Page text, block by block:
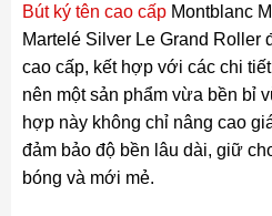
Bút ký tên cao cấpMontblanc
Martelé Silver Le Grand Roller
cao cấp, kết hợp với các chi
nên một sản phẩm vừa bền bỉ
hợp này không chỉ nâng cao
đảm bảo độ bền lâu dài, giữ
bóng và mới mẻ.